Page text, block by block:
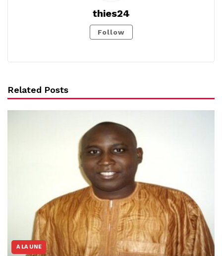
thies24
Follow
Related Posts
A LA UNE